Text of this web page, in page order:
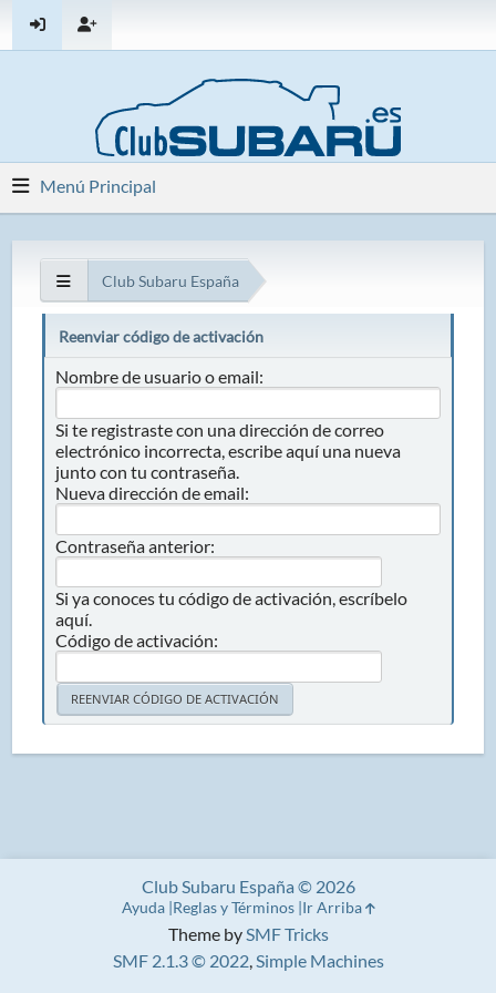
Menú Principal
Club Subaru España
Reenviar código de activación
Nombre de usuario o email:
Si te registraste con una dirección de correo
electrónico incorrecta, escribe aquí una nueva
junto con tu contraseña.
Nueva dirección de email:
Contraseña anterior:
Si ya conoces tu código de activación, escríbelo
aquí.
Código de activación:
Theme bySMF Tricks
SMF 2.1.3 © 2022,Simple Machines
Club Subaru España © 2026
Ayuda Reglas y Términos Ir Arriba